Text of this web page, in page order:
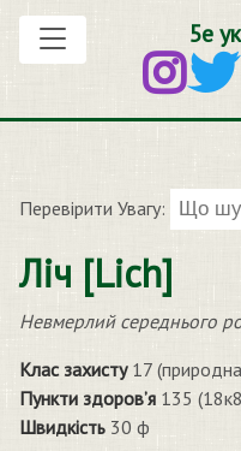
5е
Перевірити Увагу:
Ліч [Lich]
Невмерлий середнього
Клас захисту17
Пункти здоров’я 135
Швидкість 30 ф